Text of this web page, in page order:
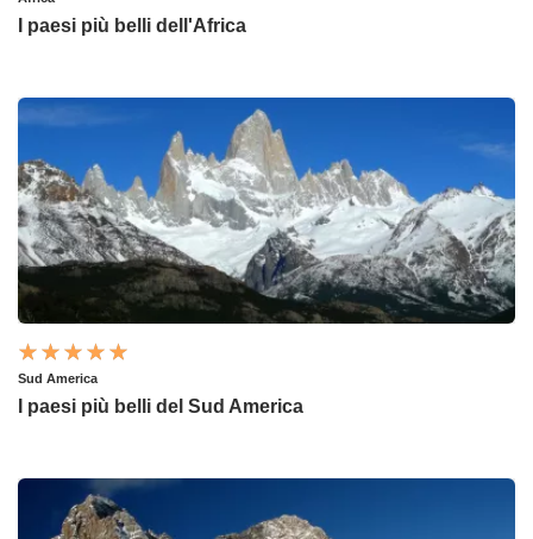
I paesi più belli dell'Africa
Sud America
I paesi più belli del Sud America